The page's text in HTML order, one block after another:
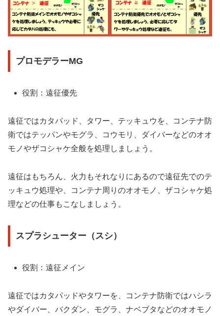
プロモデラーMG
役割：遠征優先
遠征ではカタパッド、タワー、テッキュウを、コンテナ防
衛ではテッパンやモグラ、コウモリ、ダイバーなどのオオ
モノやザコシャケ全般を処理しましょう。
遠征はもちろん、火力もそれなりにあるので遠征先でのテ
ッキュウ処理や、コンテナ周りのオオモノ、ザコシャケ処
理などの仕事もこなしましょう。
スプラシューター（スシ）
役割：遠征メイン
遠征ではカタパッドやタワーを、コンテナ防衛ではハシラ
やダイバー、バクダン、モグラ、ナベブタなどのオオモノ